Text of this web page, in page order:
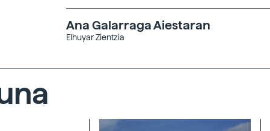
Ana Galarraga Aiestaran
Elhuyar Zientzia